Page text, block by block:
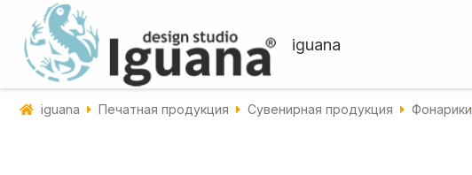
iguana
iguana Печатная продукция Сувенирная продукция Фонарики